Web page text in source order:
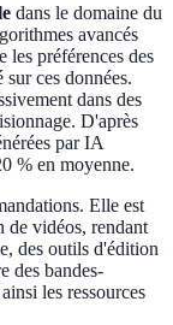
dans le domaine du
avancés
les préférences des
ces données.
dans des
D'après
par IA
% en moyenne.
Elle est
de vidéos, rendant
des outils d'édition
des bandes-
les ressources